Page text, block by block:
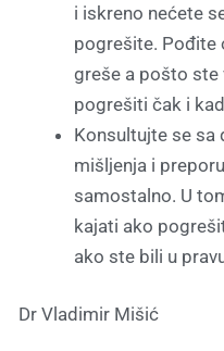
i iskreno nećete
pogrešite. Pođite
greše a pošto ste
pogrešiti čak i
Konsultujte se sa
mišljenja i
samostalno. U
kajati ako
ako ste bili u
Dr Vladimir Mišić